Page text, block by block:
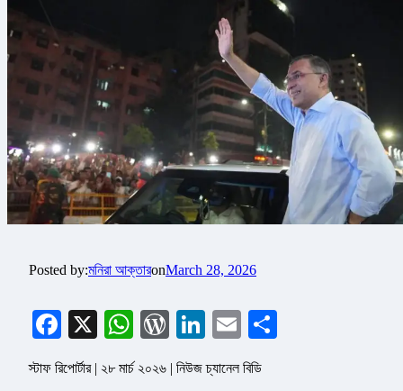
Posted by:মনিরা আক্তারonMarch 28, 2026
Facebook
X WhatsApp
WordPress
LinkedIn
Email
স্টাফ রিপোর্টার | ২৮ মার্চ ২০২৬ | নিউজ চ্যানেল বিডি